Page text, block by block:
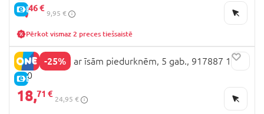
E-CENA
7,46 €
9,95 €
Pērkot vismaz 2 preces tiešsaistē
-25%
E-CENA
NEXT t-krekli ar īsām piedurknēm, 5 gab., 917887 134-
140
18,71 €
24,95 €